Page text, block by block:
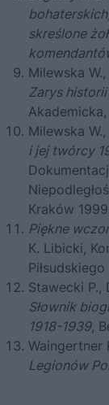
skreślone
Milewska
Zarys
Milewska
i jej twórcy
Kraków
Piękne
K. Libicki,
Stawecki P.,
Słownik
1918-1939,
Waingertner
Legionów